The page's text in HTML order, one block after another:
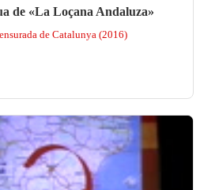
de «La Loçana Andaluza»
de Catalunya (2016)